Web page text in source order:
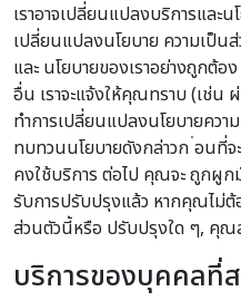
เราอาจเปลี่ยนแปลงบริการและน
เปลี่ยนแปลงนโยบาย ความเป็น
และ นโยบายของเราอย่างถูกต้อ
อื่น เราจะแจ้งให้คุณทราบ (เช่น
ทำการเปลี่ยนแปลงนโยบายคว
ทบทวนนโยบายดังกล่าวก ่อนที่
คงใช้บริการ ต่อไป คุณจะ ถูกผูก
รับการปรับปรุงแล้ว หากคุณไม่ต้
ส่วนตัวนี้หรือ ปรับปรุงใด ๆ, คุ
บริการของบุคคลที่